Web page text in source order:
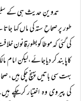
تدوینِ حدیث ہی کے سلسلے
طور پر صحاحِ ستہ کی ماں کہا
کی گئی کہ موطا کوبطورِقانون
کاپابند کر دیاجائے،لیکن
بہت سی باتیں پہنچ چکی ہیں،
کی پیروی وہ اختیار کرچکے